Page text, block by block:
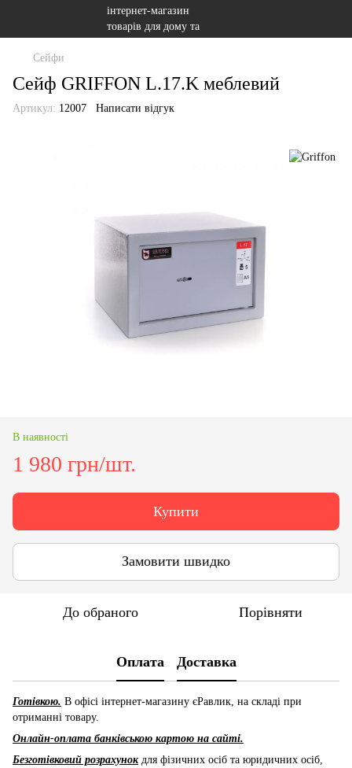
Сейфи
Сейф GRIFFON L.17.K меблевий
Артикул: 12007 Написати відгук
В наявності
1 980 грн/шт.
Купити
Замовити швидко
До обраного Порівняти
Оплата Доставка
Готівкою. В офісі інтернет-магазину єРавлик, на складі при
отриманні товару.
Онлайн-оплата банківською картою на сайті.
Безготівковий розрахунокдля фізичних осіб та юридичних осіб,